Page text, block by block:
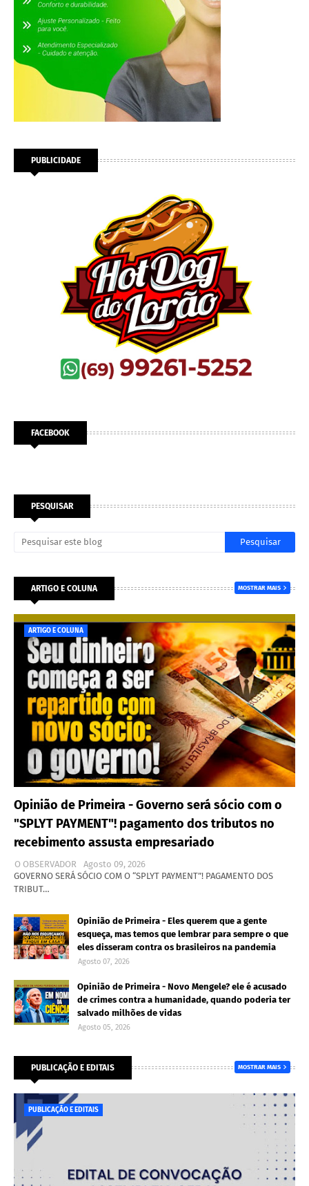
PUBLICIDADE
FACEBOOK
PESQUISAR
ARTIGO E COLUNA MOSTRAR MAIS
ARTIGO E COLUNA
Opinião de Primeira - Governo será sócio com o
"SPLYT PAYMENT"! pagamento dos tributos no
recebimento assusta empresariado
O OBSERVADOR
Agosto 09, 2026
GOVERNO SERÁ SÓCIO COM O “SPLYT PAYMENT”! PAGAMENTO DOS
TRIBUT…
Opinião de Primeira - Eles querem que a gente
esqueça, mas temos que lembrar para sempre o que
eles disseram contra os brasileiros na pandemia
Agosto 07, 2026
Opinião de Primeira - Novo Mengele? ele é acusado
de crimes contra a humanidade, quando poderia ter
salvado milhões de vidas
Agosto 05, 2026
PUBLICAÇÃO E EDITAIS MOSTRAR MAIS
PUBLICAÇÃO E EDITAIS